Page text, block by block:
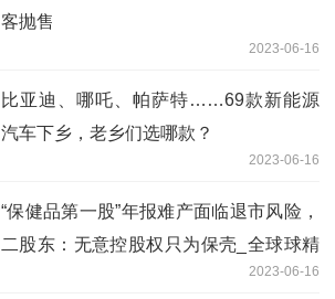
客抛售
2023-06-16
比亚迪、哪吒、帕萨特……69款新能源
汽车下乡，老乡们选哪款？
2023-06-16
“保健品第一股”年报难产面临退市风险，
二股东：无意控股权只为保壳_全球球精
2023-06-16